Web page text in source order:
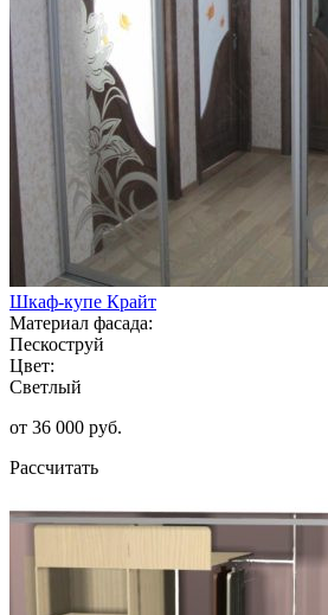
Шкаф-купе Крайт
Материал фасада:
Пескоструй
Цвет:
Светлый
от 36 000 руб.
Рассчитать